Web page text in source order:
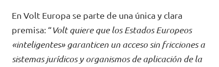
Volt Bulgaria
Volt Chipre
Volt Croacia
Noticias
Agenda
En Volt Europa se parte de una única y clara
premisa: “ Volt quiere que los Estados Europeos
«inteligentes» garanticen un acceso sin fricciones a
sistemas jurídicos y organismos de aplicación de la